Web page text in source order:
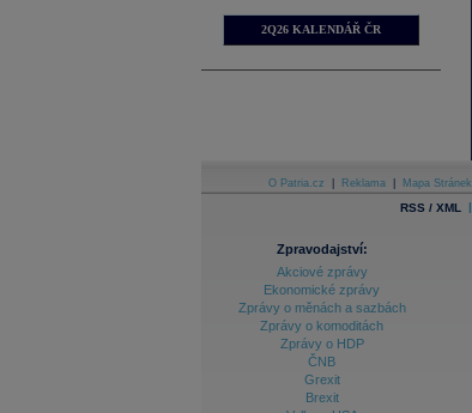
2Q26 KALENDÁŘ ČR
O Patria.cz Reklama Mapa Stránek
RSS / XML |
Zpravodajství:
Akciové zprávy
Ekonomické zprávy
Zprávy o měnách a sazbách
Zprávy o komoditách
Zprávy o HDP
ČNB
Grexit
Brexit